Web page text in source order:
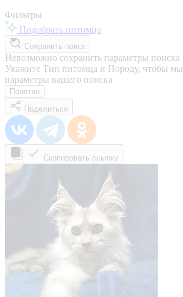
Фильтры
Подобрать питомца
Сохранить поиск
Невозможно сохранить параметры поиска
Укажите Тип питомца и Породу, чтобы мы
параметры вашего поиска
Понятно
Поделиться
Скопировать ссылку